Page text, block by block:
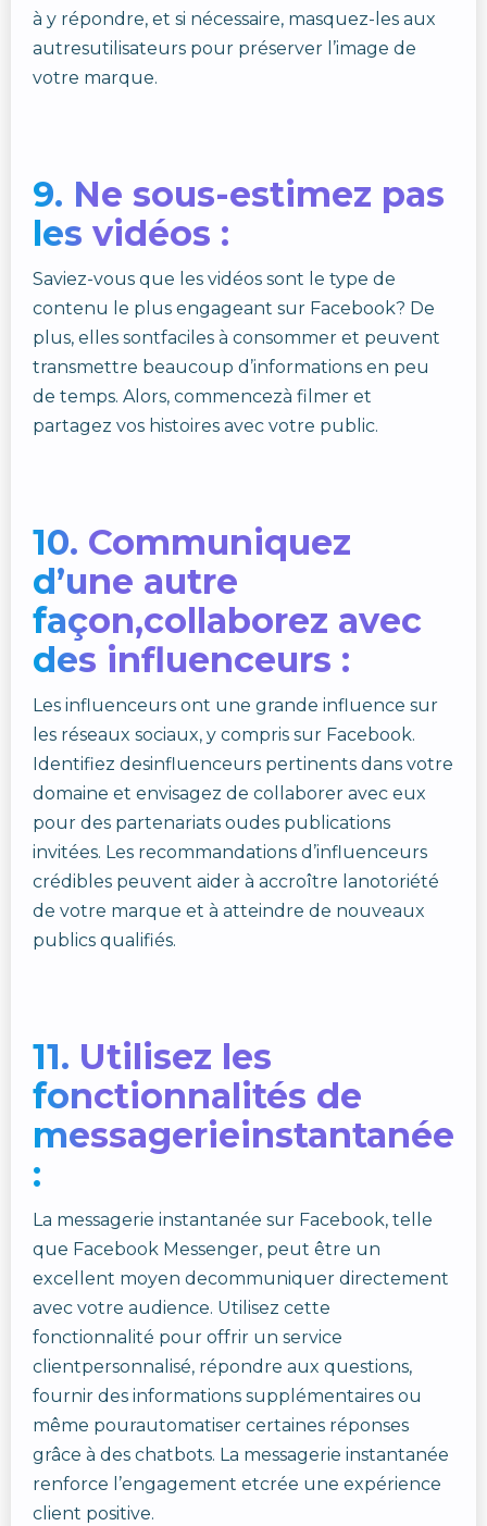
à y répondre, et si nécessaire, masquez-les aux
autresutilisateurs pour préserver l’image de
votre marque.
9. Ne sous-estimez pas
les vidéos :
Saviez-vous que les vidéos sont le type de
contenu le plus engageant sur Facebook? De
plus, elles sontfaciles à consommer et peuvent
transmettre beaucoup d’informations en peu
de temps. Alors, commencezà filmer et
partagez vos histoires avec votre public.
10. Communiquez
d’une autre
façon,collaborez avec
des influenceurs :
Les influenceurs ont une grande influence sur
les réseaux sociaux, y compris sur Facebook.
Identifiez desinfluenceurs pertinents dans votre
domaine et envisagez de collaborer avec eux
pour des partenariats oudes publications
invitées. Les recommandations d’influenceurs
crédibles peuvent aider à accroître lanotoriété
de votre marque et à atteindre de nouveaux
publics qualifiés.
11. Utilisez les
fonctionnalités de
messagerieinstantanée
:
La messagerie instantanée sur Facebook, telle
que Facebook Messenger, peut être un
excellent moyen decommuniquer directement
avec votre audience. Utilisez cette
fonctionnalité pour offrir un service
clientpersonnalisé, répondre aux questions,
fournir des informations supplémentaires ou
même pourautomatiser certaines réponses
grâce à des chatbots. La messagerie instantanée
renforce l’engagement etcrée une expérience
client positive.